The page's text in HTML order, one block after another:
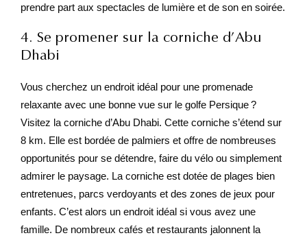
prendre part aux spectacles de lumière et de son en soirée.
4. Se promener sur la corniche d’Abu
Dhabi
Vous cherchez un endroit idéal pour une promenade
relaxante avec une bonne vue sur le golfe Persique ?
Visitez la corniche d’Abu Dhabi. Cette corniche s’étend sur
8 km. Elle est bordée de palmiers et offre de nombreuses
opportunités pour se détendre, faire du vélo ou simplement
admirer le paysage. La corniche est dotée de plages bien
entretenues, parcs verdoyants et des zones de jeux pour
enfants. C’est alors un endroit idéal si vous avez une
famille. De nombreux cafés et restaurants jalonnent la